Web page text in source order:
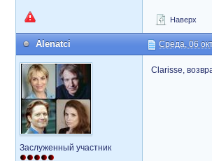
Наверх
Alenatci Среда, 06
Заслуженный участник
Clarisse,